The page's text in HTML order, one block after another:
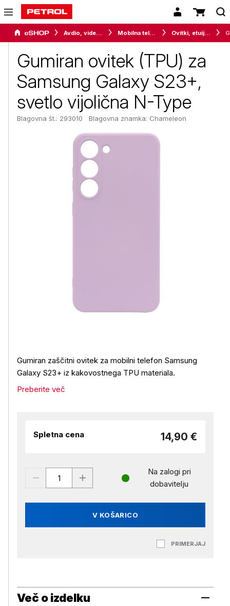
Avdio, video in telefonija Mobilna telefonija Ovitki, etuiji, torbice in držala
Gumiran ovitek (TPU) za
Samsung Galaxy S23+,
svetlo vijolična N-Type
Blagovna št.: 293010 Blagovna znamka: Chameleon
Gumiran zaščitni ovitek za mobilni telefon Samsung
Galaxy S23+ iz kakovostnega TPU materiala.
Preberite več
Spletna cena 14,90 €
V KOŠARICO
Na zalogi pri
dobavitelju
PRIMERJAJ
Več o izdelku